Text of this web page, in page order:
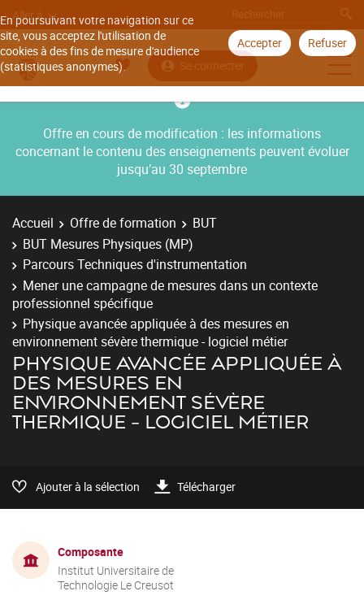
En poursuivant votre navigation sur ce
site, vous acceptez l'utilisation de
cookies à des fins de mesure d'audience
(statistiques anonymes).
Accepter Refuser
Aller à
Se connecter
Offre en cours de modification : les informations
concernant le contenu des enseignements peuvent évoluer
jusqu’au 30 septembre
Accueil Offre de formation
BUT
BUT Mesures Physiques (MP)
Parcours Techniques d'instrumentation
Mener une campagne de mesures dans un contexte
professionnel spécifique
Physique avancée appliquée à des mesures en
environnement sévère thermique - logiciel métier
PHYSIQUE AVANCÉE APPLIQUÉE À
DES MESURES EN
ENVIRONNEMENT SÉVÈRE
THERMIQUE - LOGICIEL MÉTIER
Ajouter à la sélection Télécharger
Composante
Institut Universitaire de
Technologie Le Creusot